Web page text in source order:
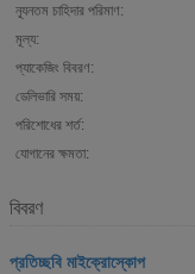
ন্যূনতম চাহিদার পরিমাণ:
মূল্য:
প্যাকেজিং বিবরণ:
ডেলিভারি সময়:
পরিশোধের শর্ত:
যোগানের ক্ষমতা:
বিবরণ
প্রতিচ্ছবি মাইক্রোস্কোপ